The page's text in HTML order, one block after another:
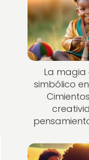
La magia
simbólico